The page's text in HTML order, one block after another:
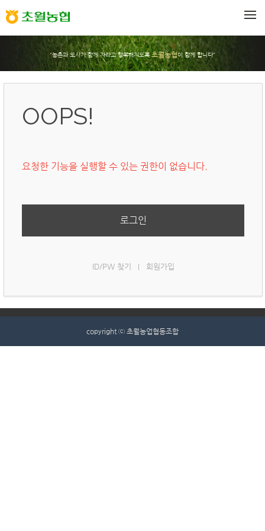
"농촌과 도시가 함께 자라고 행복해지도록초월농협이 함께 합니다"
OOPS!
요청한 기능을 실행할 수 있는 권한이 없습니다.
로그인
ID/PW 찾기 회원가입
copyright ⓒ 초월농업협동조합